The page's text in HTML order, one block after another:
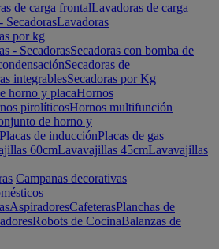
de carga frontalLavadoras de carga
SecadorasLavadoras
por kg
- SecadorasSecadoras con bomba de
Secadoras de
integrablesSecadoras por Kg
horno y placaHornos
pirolíticosHornos multifunción
de horno y
Placas de inducciónPlacas de gas
60cmLavavajillas 45cmLavavajillas
Campanas decorativas
AspiradoresCafeterasPlanchas de
Robots de CocinaBalanzas de